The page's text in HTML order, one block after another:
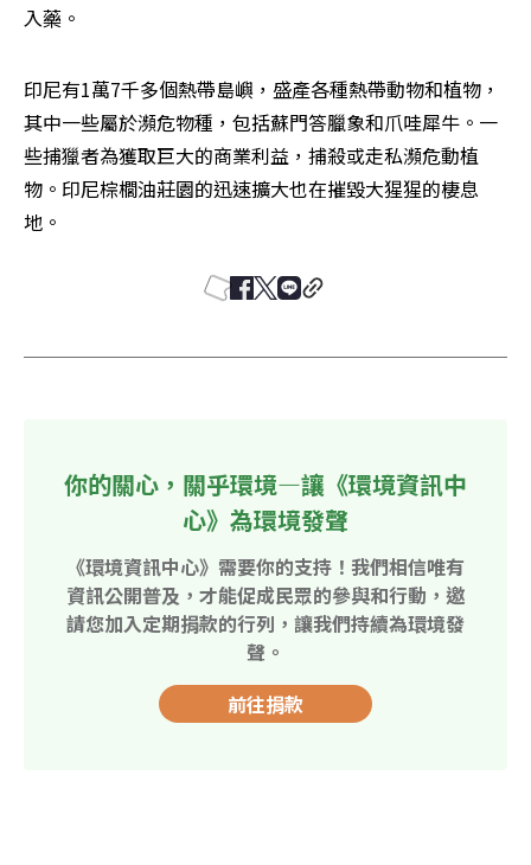
入藥。
印尼有1萬7千多個熱帶島嶼，盛產各種熱帶動物和植物，
其中一些屬於瀕危物種，包括蘇門答臘象和爪哇犀牛。一
些捕獵者為獲取巨大的商業利益，捕殺或走私瀕危動植
物。印尼棕櫚油莊園的迅速擴大也在摧毀大猩猩的棲息
地。
你的關心，關乎環境—讓《環境資訊中
心》為環境發聲
《環境資訊中心》需要你的支持！我們相信唯有
資訊公開普及，才能促成民眾的參與和行動，邀
請您加入定期捐款的行列，讓我們持續為環境發
聲。
前往捐款